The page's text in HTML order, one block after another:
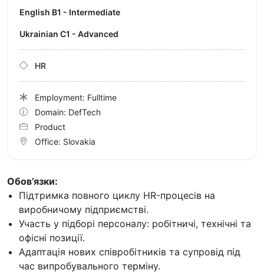
Обов’язки:
Підтримка повного циклу HR-процесів на
виробничому підприємстві.
Участь у підборі персоналу: робітничі, технічні та
офісні позиції.
Адаптація нових співробітників та супровід під
час випробувального терміну.
English B1 - Intermediate
Ukrainian C1 - Advanced
HR
Employment: Fulltime
Domain: DefTech
Product
Office: Slovakia